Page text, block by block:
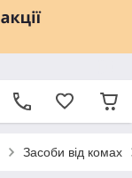
Засоби від комах